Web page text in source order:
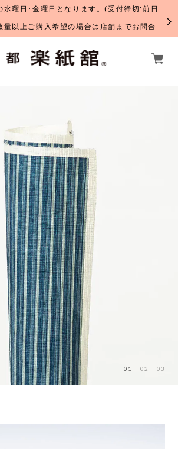
水曜日･金曜日となります。(受付締切:前日
量以上ご購入希望の場合は店舗までお問合
01 02 03